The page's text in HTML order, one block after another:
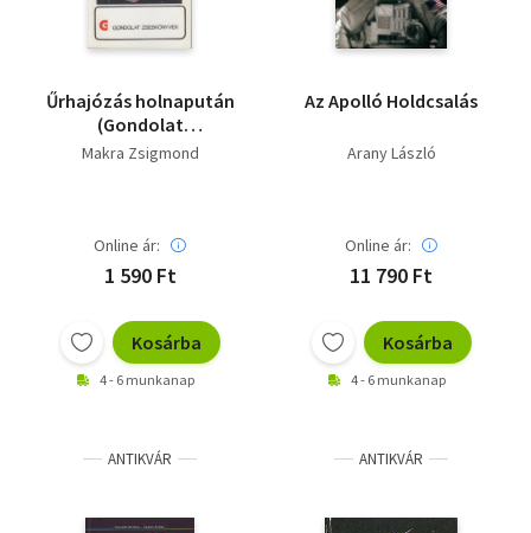
Űrhajózás holnapután
(Gondolat
zsebkönyvek)
Makra Zsigmond
Online ár:
1 590 Ft
Kosárba
4 - 6 munkanap
Az Apolló Holdcsalás
Arany László
Online ár:
11 790 Ft
Kosárba
4 - 6 munkanap
ANTIKVÁR ANTIKVÁR